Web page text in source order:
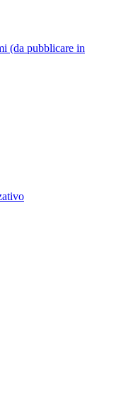
(da pubblicare in